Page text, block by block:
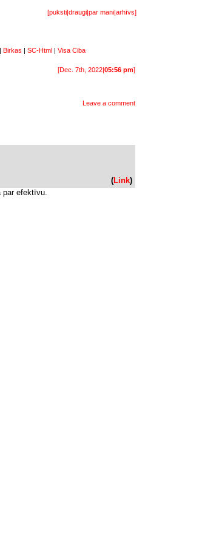
[puksti|draugi|par mani|arhīvs]
Birkas | SC-Html| Visa Ciba
[Dec. 7th, 2022| 05:56 pm]
Leave a comment
(Link)
efektīvu.